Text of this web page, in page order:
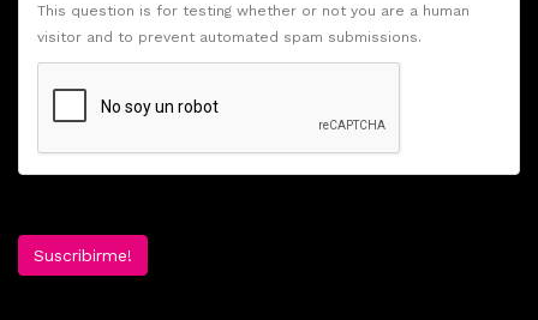
This question is for testing whether or not you are a human
visitor and to prevent automated spam submissions.
Suscribirme!